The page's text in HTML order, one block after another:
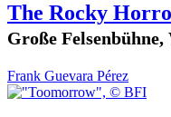
The Rocky
Große Felsenbühne,
Frank Guevara Pérez